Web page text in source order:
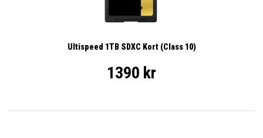
Ultispeed 1TB SDXC Kort (Class 10)
1390 kr